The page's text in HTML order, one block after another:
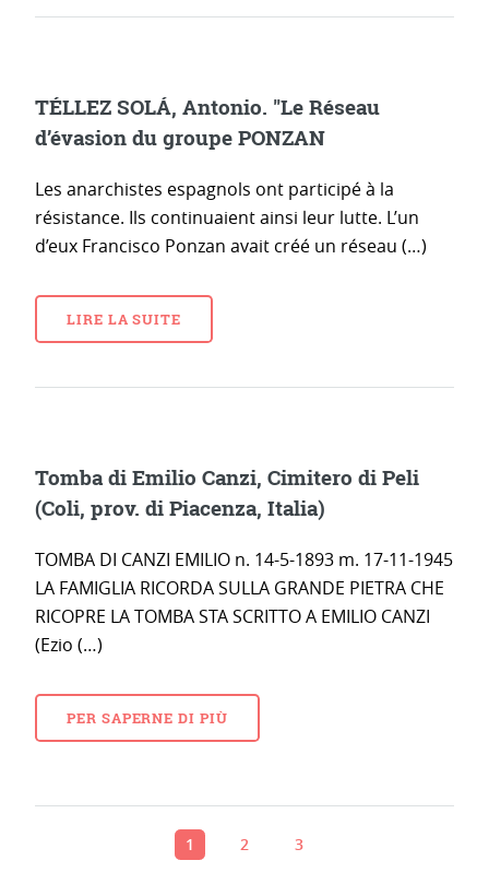
TÉLLEZ SOLÁ, Antonio. "Le Réseau
d’évasion du groupe PONZAN
Les anarchistes espagnols ont participé à la
résistance. Ils continuaient ainsi leur lutte. L’un
d’eux Francisco Ponzan avait créé un réseau (…)
LIRE LA SUITE
Tomba di Emilio Canzi, Cimitero di Peli
(Coli, prov. di Piacenza, Italia)
TOMBA DI CANZI EMILIO n. 14-5-1893 m. 17-11-1945
LA FAMIGLIA RICORDA SULLA GRANDE PIETRA CHE
RICOPRE LA TOMBA STA SCRITTO A EMILIO CANZI
(Ezio (…)
PER SAPERNE DI PIÙ
1 2 3